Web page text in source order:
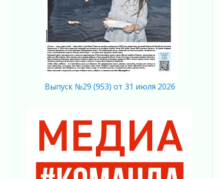
В Ленобласти открылась экспозиция к 150-
летию Билибина
01 августа 2026
Лето без гаджетов
01 августа 2026
Болезнь девственниц и вампиров
Безмолвный крик о помощи
01 августа 2026
Без заявлений и очередей
01 августа 2026
Не женское это дело...уверены?
01 августа 2026
Выпуск №29 (953) от 31 июля 2026